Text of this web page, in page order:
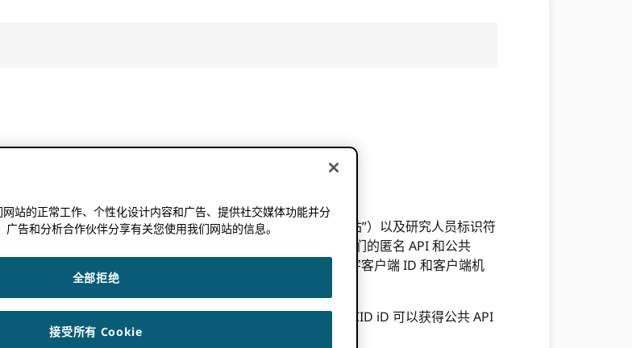
）是一家非营利组织，在 orcid.org 域名下运营某些网站（“网站”）以及研究人员标识符
）。本服务条款描述了在何种情况下 ORCID 允许公众访问我们的匿名 API 和公共
取和使用凭证（“公共 API 凭证”），凭证包含唯一的字母数字客户端 ID 和客户端机
您个人（即使您在为组织工作时使用它们）。只有拥有 ORCID iD 可以获得公共 API
过注册获得https://orcid.org/register
站的正常工作、个性化设计内容和广告、提供社交媒体功能并分
告和分析合作伙伴分享有关您使用我们网站的信息。
全部拒绝
接受所有 Cookie